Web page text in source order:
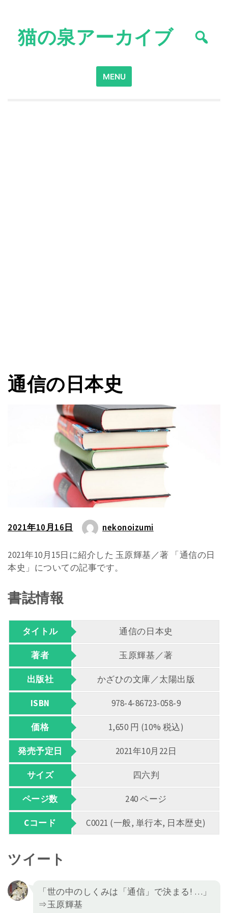
content猫の泉アーカイブ
Search
for:
MENU
通信の日本史
2021年10月16日 nekonoizumi
2021年10月15日に紹介した 玉原輝基／著 「通信の日
本史」についての記事です。
書誌情報
タイトル 通信の日本史
著者 玉原輝基／著
出版社 かざひの文庫／太陽出版
ISBN 978-4-86723-058-9
価格 1,650 円 (10% 税込)
発売予定日 2021年10月22日
サイズ 四六判
ページ数 240 ページ
Cコード C0021 (一般, 単行本, 日本歴史)
ツイート
「世の中のしくみは「通信」で決まる! …」
⇒玉原輝基